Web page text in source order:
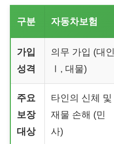
구분 자동차보험
가입
성격
의무 가입 (대인
Ⅰ, 대물)
주요
보장
대상
타인의 신체 및
재물 손해 (민
사)